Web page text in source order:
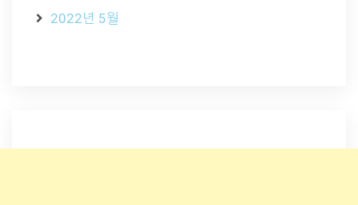
2022년 5월